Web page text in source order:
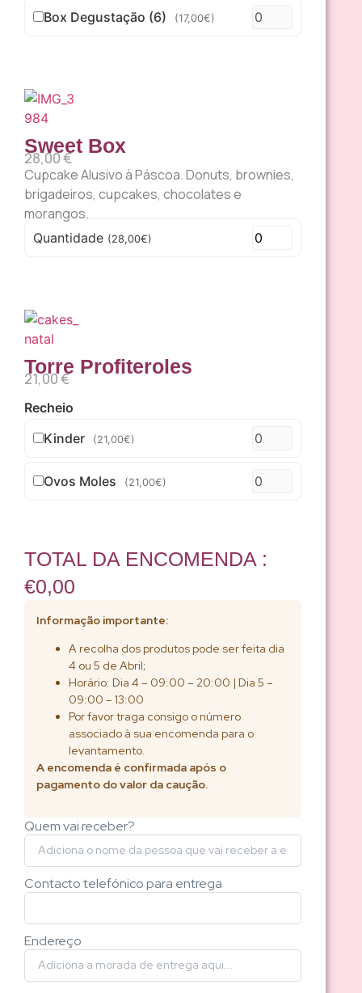
Box Degustação (6) (17,00€)
Sweet Box
28,00€
Cupcake Alusivo à Páscoa. Donuts, brownies,
brigadeiros, cupcakes, chocolates e
morangos.
Quantidade (28,00€)
Torre Profiteroles
21,00€
Recheio
Kinder
(21,00€)
Ovos Moles (21,00€)
TOTAL DA ENCOMENDA :
€0,00
Informação importante:
A recolha dos produtos pode ser feita dia
4 ou 5 de Abril;
Horário: Dia 4 – 09:00 – 20:00 | Dia 5 –
09:00 – 13:00
Por favor traga consigo o número
associado à sua encomenda para o
levantamento.
A encomenda é confirmada após o
pagamento do valor da caução.
Quem vai receber?
Contacto telefónico para entrega
Endereço